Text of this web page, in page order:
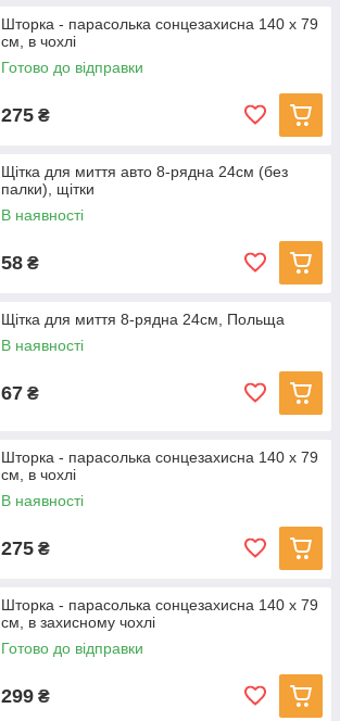
Шторка - парасолька сонцезахисна 140 х 79
см, в чохлі
Готово до відправки
275 ₴
Щітка для миття авто 8-рядна 24см (без
палки), щітки
В наявності
58 ₴
Щітка для миття 8-рядна 24см, Польща
В наявності
67 ₴
Шторка - парасолька сонцезахисна 140 х 79
см, в чохлі
В наявності
275 ₴
Шторка - парасолька сонцезахисна 140 х 79
см, в захисному чохлі
Готово до відправки
299 ₴